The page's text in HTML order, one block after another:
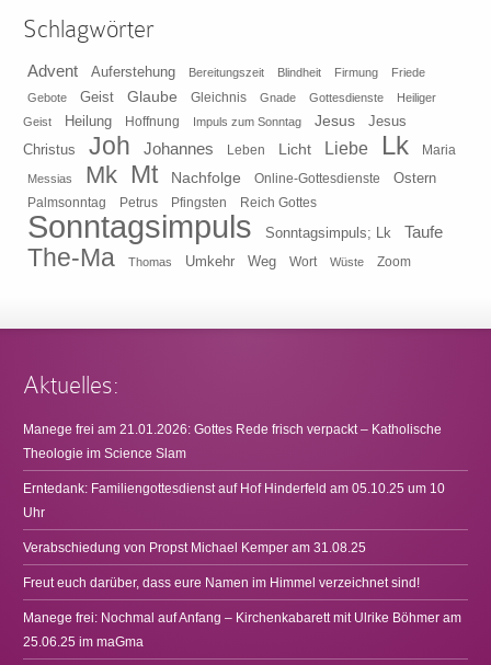
Schlagwörter
Advent Auferstehung Bereitungszeit Blindheit Firmung
Friede
Gebote
Geist Glaube Gleichnis Gnade Gottesdienste
Heiliger
Geist
Heilung Hoffnung Impuls zum Sonntag Jesus
Jesus
Christus
Joh Johannes Leben Licht Liebe Lk Maria
Messias Mk Mt Nachfolge Online-Gottesdienste Ostern
Palmsonntag Petrus Pfingsten Reich Gottes
Sonntagsimpuls Sonntagsimpuls; Lk Taufe
The-Ma Thomas Umkehr Weg Wort Wüste Zoom
Aktuelles:
Manege frei am 21.01.2026: Gottes Rede frisch verpackt – Katholische
Theologie im Science Slam
Erntedank: Familiengottesdienst auf Hof Hinderfeld am 05.10.25 um 10
Uhr
Verabschiedung von Propst Michael Kemper am 31.08.25
Freut euch darüber, dass eure Namen im Himmel verzeichnet sind!
Manege frei: Nochmal auf Anfang – Kirchenkabarett mit Ulrike Böhmer am
25.06.25 im maGma